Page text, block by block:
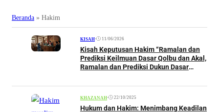
Beranda » Hakim
KISAH• 11/06/2026
Kisah Keputusan Hakim “Ramalan dan
Prediksi Keilmuan Dasar Qolbu dan Akal,
Ramalan dan Prediksi Dukun Dasar
KHAZANAH• 22/10/2025
Hukum dan Hakim: Menimbang Keadilan